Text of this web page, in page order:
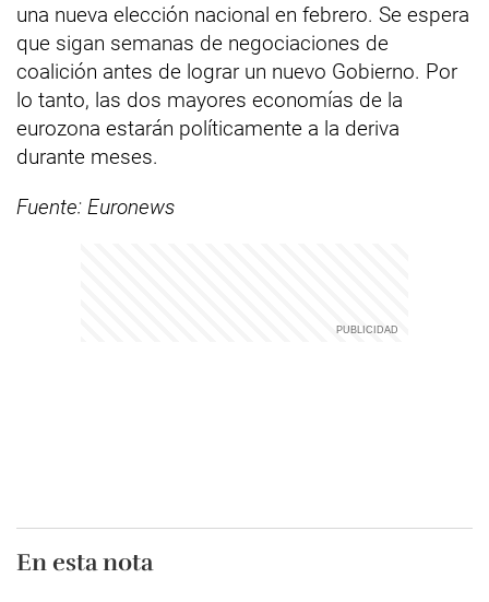
una nueva elección nacional en febrero. Se espera
que sigan semanas de negociaciones de
coalición antes de lograr un nuevo Gobierno. Por
lo tanto, las dos mayores economías de la
eurozona estarán políticamente a la deriva
durante meses.
Fuente: Euronews
En esta nota